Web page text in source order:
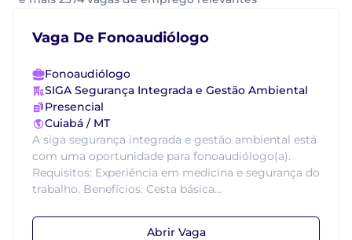
Vaga De Fonoaudiólogo
Fonoaudiólogo
SIGA Segurança Integrada e Gestão Ambiental
Presencial
Cuiabá / MT
A siga segurança integrada e gestão ambiental está
com uma oportunidade para fonoaudiólogo(a).
Requisitos: Experiência em medicina e segurança do
trabalho. Benefícios: Cesta básica...
Abrir Vaga